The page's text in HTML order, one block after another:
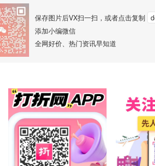
保存图片后VX扫一扫，或者点击复制
添加小编微信
全网好价、热门资讯早知道
关注我们